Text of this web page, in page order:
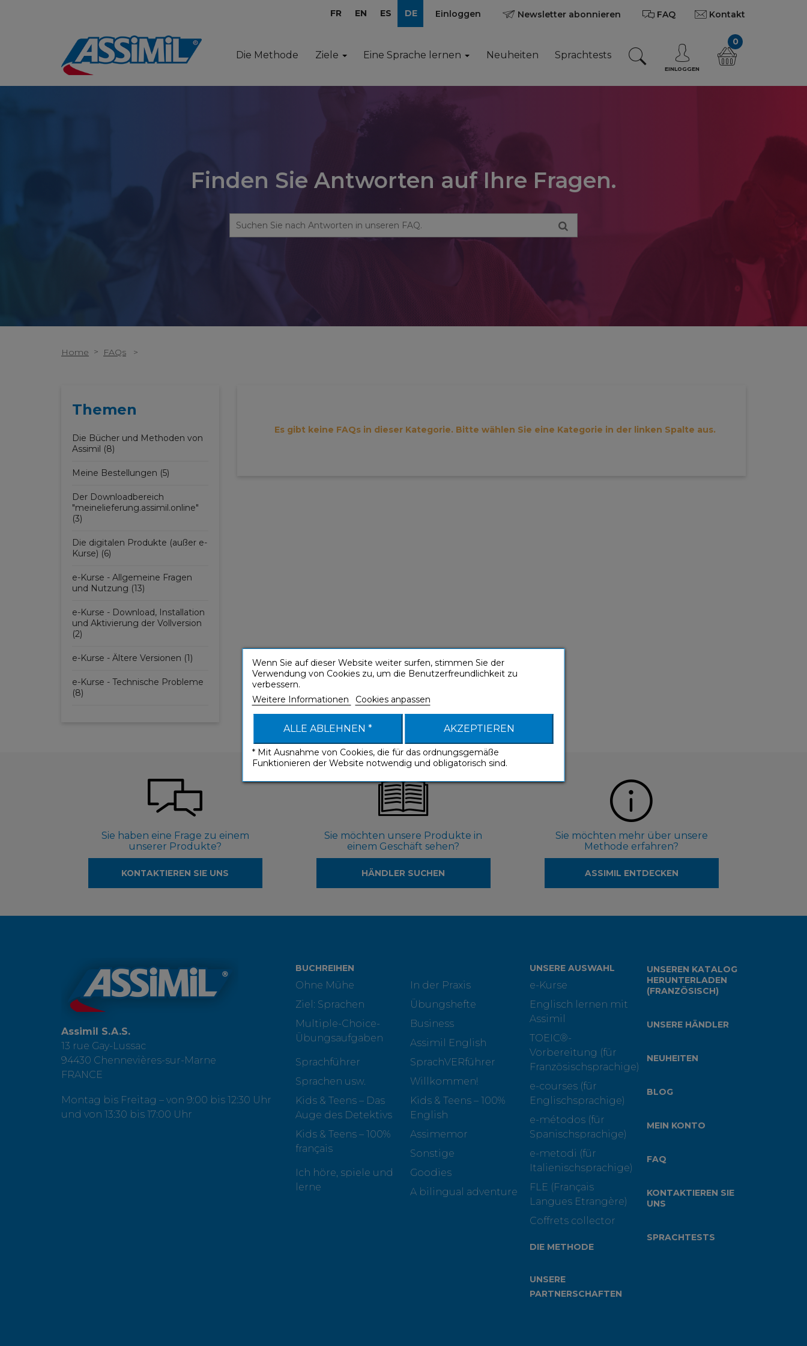
FR EN ES DE Einloggen Newsletter abonnieren FAQ Kontakt
Die Methode Ziele Eine Sprache lernen Neuheiten Sprachtests
EINLOGGEN
0
Finden Sie Antworten auf Ihre Fragen.
Home > FAQs >
Themen
Die Bücher und Methoden von
Assimil (8)
Meine Bestellungen (5)
Der Downloadbereich
"meinelieferung.assimil.online"
(3)
Die digitalen Produkte (außer e-
Kurse) (6)
e-Kurse - Allgemeine Fragen
und Nutzung (13)
e-Kurse - Download, Installation
und Aktivierung der Vollversion
(2)
e-Kurse - Ältere Versionen (1)
e-Kurse - Technische Probleme
(8)
Es gibt keine FAQs in dieser Kategorie. Bitte wählen Sie eine Kategorie in der linken Spalte aus.
Sie haben eine Frage zu einem
unserer Produkte?
KONTAKTIEREN SIE UNS
Sie möchten unsere Produkte in
einem Geschäft sehen?
HÄNDLER SUCHEN
Sie möchten mehr über unsere
Methode erfahren?
ASSIMIL ENTDECKEN
Assimil S.A.S.
13 rue Gay-Lussac
94430 Chennevières-sur-Marne
FRANCE
Montag bis Freitag – von 9:00 bis 12:30 Uhr
und von 13:30 bis 17:00 Uhr
BUCHREIHEN
Ohne Mühe
In der Praxis
Ziel: Sprachen
Übungshefte
Multiple-Choice-
Übungsaufgaben
Business
Assimil English
Sprachführer
SprachVERführer
Sprachen usw.
Willkommen!
Kids & Teens – Das
Auge des Detektivs
Kids & Teens – 100%
English
Kids & Teens – 100%
français
Assimemor
Sonstige
Ich höre, spiele und
lerne
Goodies
A bilingual adventure
UNSERE AUSWAHL
e-Kurse
Englisch lernen mit
Assimil
TOEIC®-
Vorbereitung (für
Französischsprachige)
e-courses (für
Englischsprachige)
e-métodos (für
Spanischsprachige)
e-metodi (für
Italienischsprachige)
FLE (Français
Langues Etrangère)
Coffrets collector
DIE METHODE
UNSERE
PARTNERSCHAFTEN
UNSEREN KATALOG
HERUNTERLADEN
(FRANZÖSISCH)
UNSERE HÄNDLER
NEUHEITEN
BLOG
MEIN KONTO
FAQ
KONTAKTIEREN SIE
UNS
SPRACHTESTS
Wenn Sie auf dieser Website weiter surfen, stimmen Sie der
Verwendung von Cookies zu, um die Benutzerfreundlichkeit zu
verbessern.
Weitere Informationen
Cookies anpassen
ALLE ABLEHNEN * AKZEPTIEREN
* Mit Ausnahme von Cookies, die für das ordnungsgemäße
Funktionieren der Website notwendig und obligatorisch sind.